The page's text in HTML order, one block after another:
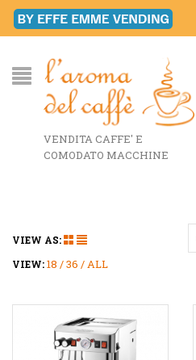
VENDITA CAFFE' E
COMODATO MACCHINE
VIEW AS:
VIEW:18 36 ALL